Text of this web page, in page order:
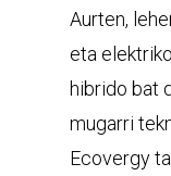
Aurten,
eta
hibrido bat
mugarri
Ecovergy